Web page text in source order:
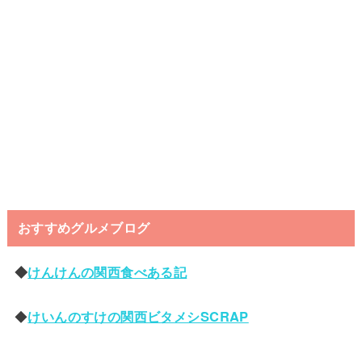
おすすめグルメブログ
◆けんけんの関西食べある記
◆けいんのすけの関西ビタメシSCRAP